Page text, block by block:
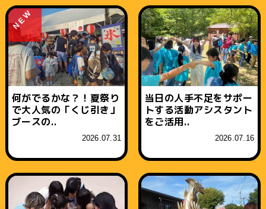
NEW
何がでるかな？！夏祭り
で大人気の「くじ引き」
ブースの..
2026.07.31
当日の人手不足をサポー
トする活動アシスタント
をご活用..
2026.07.16